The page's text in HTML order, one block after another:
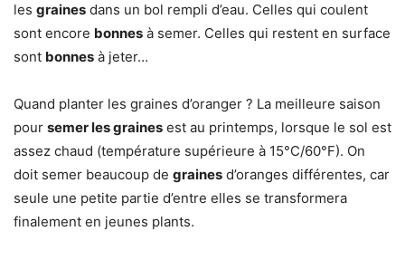
les graines dans un bol rempli d’eau. Celles qui coulent
sont encore bonnes à semer. Celles qui restent en surface
sont bonnes à jeter…
Quand planter les graines d’oranger ? La meilleure saison
pour semer les graines est au printemps, lorsque le sol est
assez chaud (température supérieure à 15°C/60°F). On
doit semer beaucoup de graines d’oranges différentes, car
seule une petite partie d’entre elles se transformera
finalement en jeunes plants.